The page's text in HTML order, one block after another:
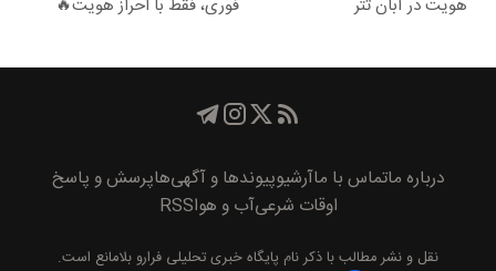
هویت در آبان تتر
فوری، فقط با احراز هویت🔥
درباره ماتماس با ماآرشیوپیوند‌ها و آگهی‌هاپرسش و پاسخ
اوقات شرعیآب و هواRSS
نقل و نشر مطالب با ذکر نام پايگاه خبری تحليلی فرارو بلامانع است.